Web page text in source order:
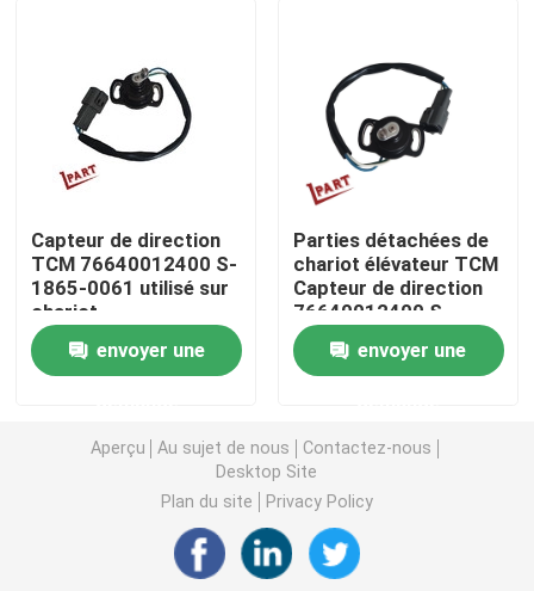
Roue d'entraînement de chariot élévateur
Contrôleur de moteur de chariot élévateur
Moteur électrique de chariot élévateur
Lumières de chariot élévateur de LED
Contacteur électrique de chariot élévateur
Poignée de chariot élévateur
Capteur de direction
TCM 76640012400 S-
1865-0061 utilisé sur
chariot
élévateur/palette/puits
électriqueenvoyer une
Parties détachées de
chariot élévateur TCM
Capteur de direction
76640012400 S-
1865-0061
envoyer une
Aperçu Au sujet de nous
Contactez-nous
Desktop Site
Plan du site
Privacy Policy